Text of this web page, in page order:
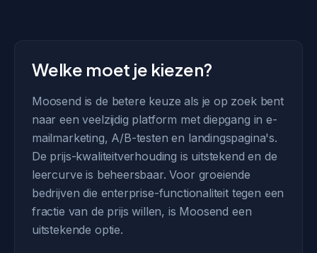
Welke moet je kiezen?
Moosend is de betere keuze als je op zoek bent
naar een veelzijdig platform met diepgang in e-
mailmarketing, A/B-testen en landingspagina's.
De prijs-kwaliteitverhouding is uitstekend en de
leercurve is beheersbaar. Voor groeiende
bedrijven die enterprise-functionaliteit tegen een
fractie van de prijs willen, is Moosend een
uitstekende optie.